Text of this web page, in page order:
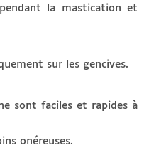
la mastication et
sur les gencives.
sont faciles et rapides à
onéreuses.